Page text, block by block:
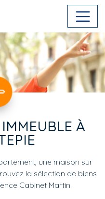
À
une maison sur
la sélection de biens
Cabinet Martin.